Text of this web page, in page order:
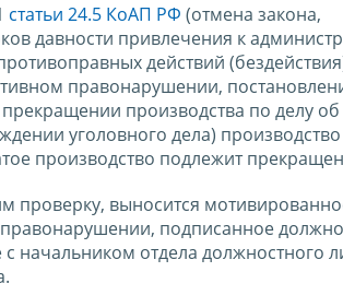
статьи 24.5 КоАП РФ (отмена закона,
давности привлечения к
действий
правонарушении,
производства по делу об
уголовного дела)
производство подлежит
проверку, выносится
подписанное
начальником отдела должностного